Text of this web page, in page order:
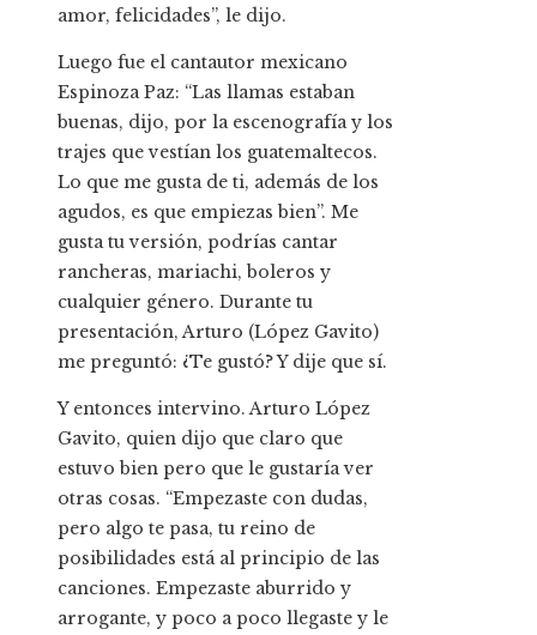
amor, felicidades”, le dijo.
Luego fue el cantautor mexicano
Espinoza Paz: “Las llamas estaban
buenas, dijo, por la escenografía y los
trajes que vestían los guatemaltecos.
Lo que me gusta de ti, además de los
agudos, es que empiezas bien”. Me
gusta tu versión, podrías cantar
rancheras, mariachi, boleros y
cualquier género. Durante tu
presentación, Arturo (López Gavito)
me preguntó: ¿Te gustó? Y dije que sí.
Y entonces intervino. Arturo López
Gavito, quien dijo que claro que
estuvo bien pero que le gustaría ver
otras cosas. “Empezaste con dudas,
pero algo te pasa, tu reino de
posibilidades está al principio de las
canciones. Empezaste aburrido y
arrogante, y poco a poco llegaste y le